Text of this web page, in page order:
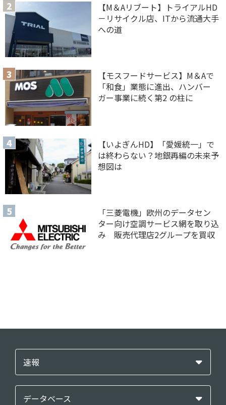
【M＆Aリブート】トライアルHD
－リサイクル店、ITから流通大手
への道
【モスフードサービス】M＆Aで
「和食」業態に進出、ハンバー
ガー事業に続く第2 の柱に
【いよぎんHD】「愛媛統一」で
は終わらない？地銀再編の未来予
想図は
「三菱電機」欧州のデータセン
ター向け空調サービス網を取り込
み 販売代理店2グループを買収
速報
データベース